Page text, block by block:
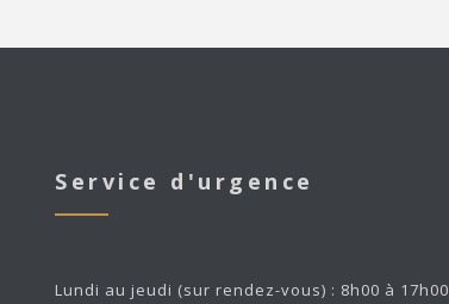
Service d'urgence
Lundi au jeudi (sur rendez-vous) : 8h00 à 17h00